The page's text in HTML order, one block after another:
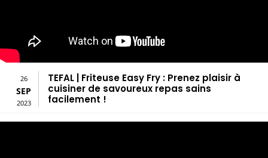
26
SEP
2023
TEFAL | Friteuse Easy Fry : Prenez plaisir à
cuisiner de savoureux repas sains
facilement !